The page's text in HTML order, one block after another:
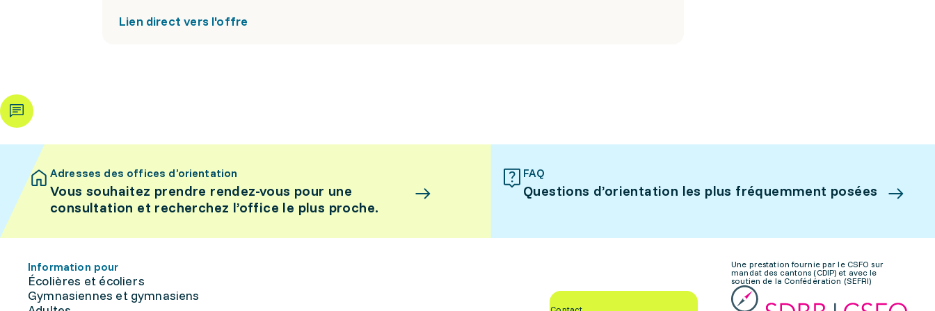
Lien direct vers l'offre
Adresses des offices d’orientation
Vous souhaitez prendre rendez-vous pour une
consultation et recherchez l’office le plus proche.
FAQ
Questions d’orientation les plus fréquemment posées
Information pour
Écolières et écoliers
Gymnasiennes et gymnasiens
Une prestation fournie par le CSFO sur
mandat des cantons (CDIP) et avec le
soutien de la Confédération (SEFRI)